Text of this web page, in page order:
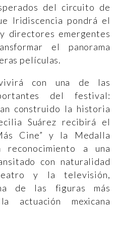
del circuito de
Iridiscencia pondrá el
directores emergentes
el panorama
películas.
con una de las
del festival:
construido la historia
Suárez recibirá el
Cine” y la Medalla
reconocimiento a una
con naturalidad
y la televisión,
de las figuras más
actuación mexicana